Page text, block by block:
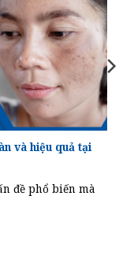
và hiệu quả tại
đề phổ biến mà